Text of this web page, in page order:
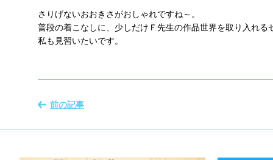
さりげないおおきさがおしゃれですね～。
普段の着こなしに、少しだけＦ先生の作品世界を取り入れる
私も見習いたいです。
前の記事